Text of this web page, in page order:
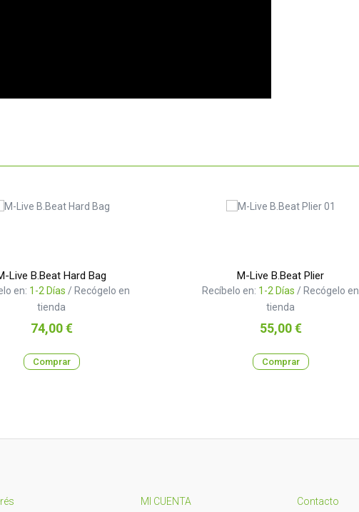
Live B.Beat Hard Bag
en: 1-2 Días / Recógelo en
tienda
Precio
74,00 €
Comprar
M-Live B.Beat Plier
Recíbelo en: 1-2 Días / Recógelo en
tienda
Precio
55,00 €
Comprar
MI CUENTA Contacto